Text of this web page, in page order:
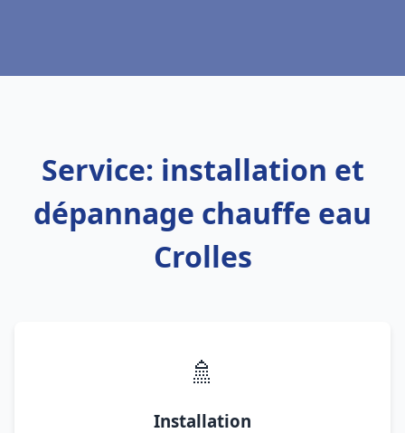
Service: installation et
dépannage chauffe eau
Crolles
🚿
Installation